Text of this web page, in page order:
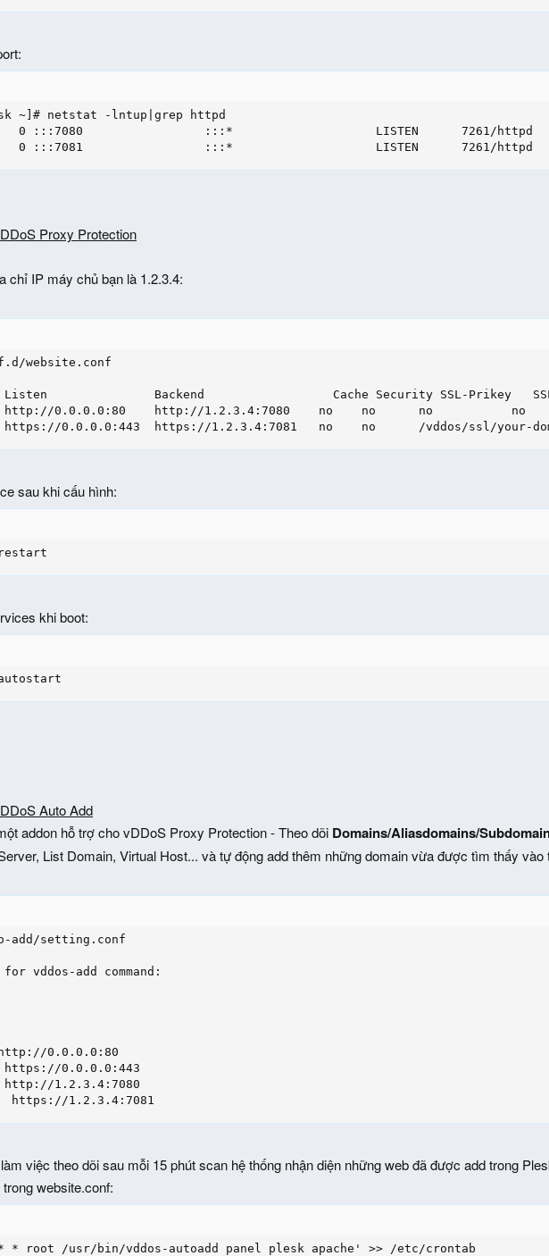
~]# netstat -lntup|grep httpd
0 :::7080                 :::*                    LISTEN      7261/httpd
0 :::7081                 :::*                    LISTEN      7261/httpd
Proxy Protection
chỉ IP máy chủ bạn là 1.2.3.4:
website.conf
Backend                  Cache Security SSL-Prikey   SSL-
0.0.0.0:80    http://1.2.3.4:7080    no    no      no           no
0.0.0.0:443  https://1.2.3.4:7081   no    no      /vddos/ssl/your-
sau khi cấu hình:
khi boot:
Auto Add
addon hỗ trợ cho vDDoS Proxy Protection - Theo dõi Domains/Aliasdomains/
List Domain, Virtual Host... và tự động add thêm những domain vừa được tìm thấy vào
add/setting.conf
vddos-add command:
0.0.0.0:80
https://0.0.0.0:443
http://1.2.3.4:7080
https://1.2.3.4:7081
việc theo dõi sau mỗi 15 phút scan hệ thống nhận diện những web đã được add trong
website.conf:
root /usr/bin/vddos-autoadd panel plesk apache' >> /etc/crontab